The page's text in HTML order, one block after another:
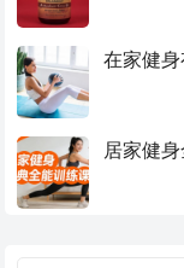
在家健
居家健